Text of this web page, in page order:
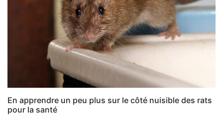
En apprendre un peu plus sur le côté nuisible des rats
pour la santé